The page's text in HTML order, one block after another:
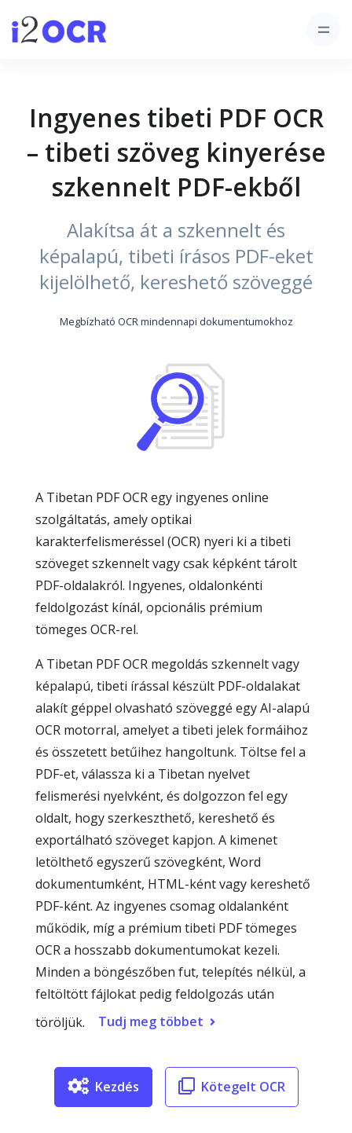
Ingyenes tibeti PDF OCR
– tibeti szöveg kinyerése
szkennelt PDF-ekből
Alakítsa át a szkennelt és
képalapú, tibeti írásos PDF-eket
kijelölhető, kereshető szöveggé
Megbízható OCR mindennapi dokumentumokhoz
A Tibetan PDF OCR egy ingyenes online
szolgáltatás, amely optikai
karakterfelismeréssel (OCR) nyeri ki a tibeti
szöveget szkennelt vagy csak képként tárolt
PDF-oldalakról. Ingyenes, oldalonkénti
feldolgozást kínál, opcionális prémium
tömeges OCR-rel.
A Tibetan PDF OCR megoldás szkennelt vagy
képalapú, tibeti írással készült PDF-oldalakat
alakít géppel olvasható szöveggé egy AI-alapú
OCR motorral, amelyet a tibeti jelek formáihoz
és összetett betűihez hangoltunk. Töltse fel a
PDF-et, válassza ki a Tibetan nyelvet
felismerési nyelvként, és dolgozzon fel egy
oldalt, hogy szerkeszthető, kereshető és
exportálható szöveget kapjon. A kimenet
letölthető egyszerű szövegként, Word
dokumentumként, HTML-ként vagy kereshető
PDF-ként. Az ingyenes csomag oldalanként
működik, míg a prémium tibeti PDF tömeges
OCR a hosszabb dokumentumokat kezeli.
Minden a böngészőben fut, telepítés nélkül, a
feltöltött fájlokat pedig feldolgozás után
töröljük.
Tudj meg többet
Kezdés Kötegelt OCR